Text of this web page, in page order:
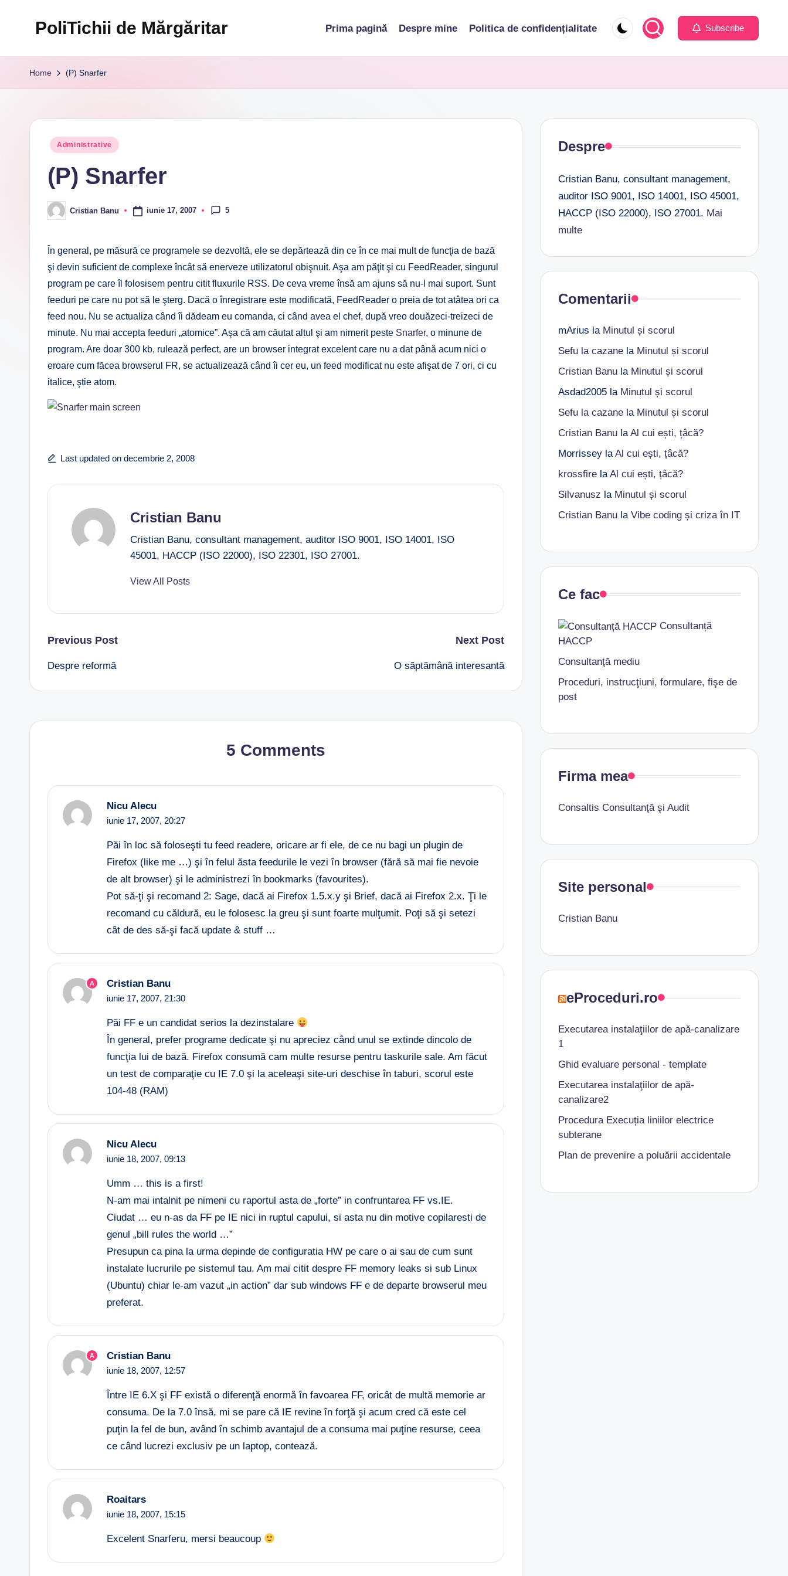
PoliTichii de Mărgăritar Prima pagină Despre mine Politica de confidențialitate Subscribe
Home (P) Snarfer
Posted
Administrative
(P) Snarfer
Posted
by
Cristian Banu iunie 17, 2007 5
În general, pe măsură ce programele se dezvoltă, ele se depărtează din ce în ce mai mult de funcţia de bază
şi devin suficient de complexe încât să enerveze utilizatorul obişnuit. Aşa am păţit şi cu FeedReader, singurul
program pe care îl folosisem pentru citit fluxurile RSS. De ceva vreme însă am ajuns să nu-l mai suport. Sunt
feeduri pe care nu pot să le şterg. Dacă o înregistrare este modificată, FeedReader o preia de tot atâtea ori ca
feed nou. Nu se actualiza când îi dădeam eu comanda, ci când avea el chef, după vreo douăzeci-treizeci de
minute. Nu mai accepta feeduri „atomice”. Aşa că am căutat altul şi am nimerit peste Snarfer, o minune de
program. Are doar 300 kb, rulează perfect, are un browser integrat excelent care nu a dat până acum nici o
eroare cum făcea browserul FR, se actualizează când îi cer eu, un feed modificat nu este afişat de 7 ori, ci cu
italice, ştie atom.
Last updated on decembrie 2, 2008
Cristian Banu
Cristian Banu, consultant management, auditor ISO 9001, ISO 14001, ISO
45001, HACCP (ISO 22000), ISO 22301, ISO 27001.
View All Posts
Post
navigation
Previous Post
Despre reformă
Next Post
O săptămână interesantă
5 Comments
Nicu Alecu
iunie 17, 2007, 20:27
Păi în loc să foloseşti tu feed readere, oricare ar fi ele, de ce nu bagi un plugin de
Firefox (like me …) şi în felul ăsta feedurile le vezi în browser (fără să mai fie nevoie
de alt browser) şi le administrezi în bookmarks (favourites).
Pot să-ţi şi recomand 2: Sage, dacă ai Firefox 1.5.x.y şi Brief, dacă ai Firefox 2.x. Ţi le
recomand cu căldură, eu le folosesc la greu şi sunt foarte mulţumit. Poţi să şi setezi
cât de des să-şi facă update & stuff …
A Cristian Banu
iunie 17, 2007, 21:30
Păi FF e un candidat serios la dezinstalare
În general, prefer programe dedicate şi nu apreciez când unul se extinde dincolo de
funcţia lui de bază. Firefox consumă cam multe resurse pentru taskurile sale. Am făcut
un test de comparaţie cu IE 7.0 şi la aceleaşi site-uri deschise în taburi, scorul este
104-48 (RAM)
Nicu Alecu
iunie 18, 2007, 09:13
Umm … this is a first!
N-am mai intalnit pe nimeni cu raportul asta de „forte” in confruntarea FF vs.IE.
Ciudat … eu n-as da FF pe IE nici in ruptul capului, si asta nu din motive copilaresti de
genul „bill rules the world …”
Presupun ca pina la urma depinde de configuratia HW pe care o ai sau de cum sunt
instalate lucrurile pe sistemul tau. Am mai citit despre FF memory leaks si sub Linux
(Ubuntu) chiar le-am vazut „in action” dar sub windows FF e de departe browserul meu
preferat.
A Cristian Banu
iunie 18, 2007, 12:57
Între IE 6.X şi FF există o diferenţă enormă în favoarea FF, oricât de multă memorie ar
consuma. De la 7.0 însă, mi se pare că IE revine în forţă şi acum cred că este cel
puţin la fel de bun, având în schimb avantajul de a consuma mai puţine resurse, ceea
ce când lucrezi exclusiv pe un laptop, contează.
Roaitars
iunie 18, 2007, 15:15
Excelent Snarferu, mersi beaucoup
Despre
Cristian Banu, consultant management,
auditor ISO 9001, ISO 14001, ISO 45001,
HACCP (ISO 22000), ISO 27001. Mai
multe
Comentarii
mArius la Minutul și scorul
Sefu la cazanela Minutul și scorul
Cristian Banula Minutul și scorul
Asdad2005la Minutul și scorul
Sefu la cazanela Minutul și scorul
Cristian BanulaAl cui ești, țâcă?
MorrisseylaAl cui ești, țâcă?
krossfirelaAl cui ești, țâcă?
Silvanusz la Minutul și scorul
Cristian Banula Vibe coding și criza în IT
Ce fac
Consultanță
HACCP
Consultanţă mediu
Proceduri, instrucţiuni, formulare, fişe de
post
Firma mea
Consaltis Consultanţă şi Audit
Site personal
Cristian Banu
eProceduri.ro
Executarea instalaţiilor de apă-canalizare
1
Ghid evaluare personal - template
Executarea instalaţiilor de apă-
canalizare2
Procedura Execuția liniilor electrice
subterane
Plan de prevenire a poluării accidentale